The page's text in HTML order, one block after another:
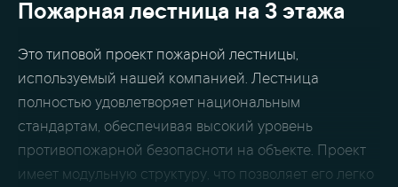
Пожарная лестница на 3 этажа
Это типовой проект пожарной лестницы,
используемый нашей компанией. Лестница
полностью удовлетворяет национальным
стандартам, обеспечивая высокий уровень
противопожарной безопасноти на объекте. Проект
имеет модульную структуру, что позволяет его легко